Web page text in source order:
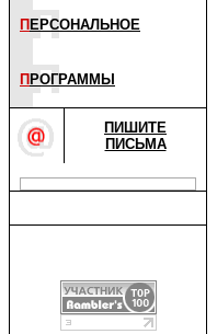
П ЕРСОНАЛЬНОЕ
П РОГРАММЫ
ПИШИТЕ
ПИСЬМА